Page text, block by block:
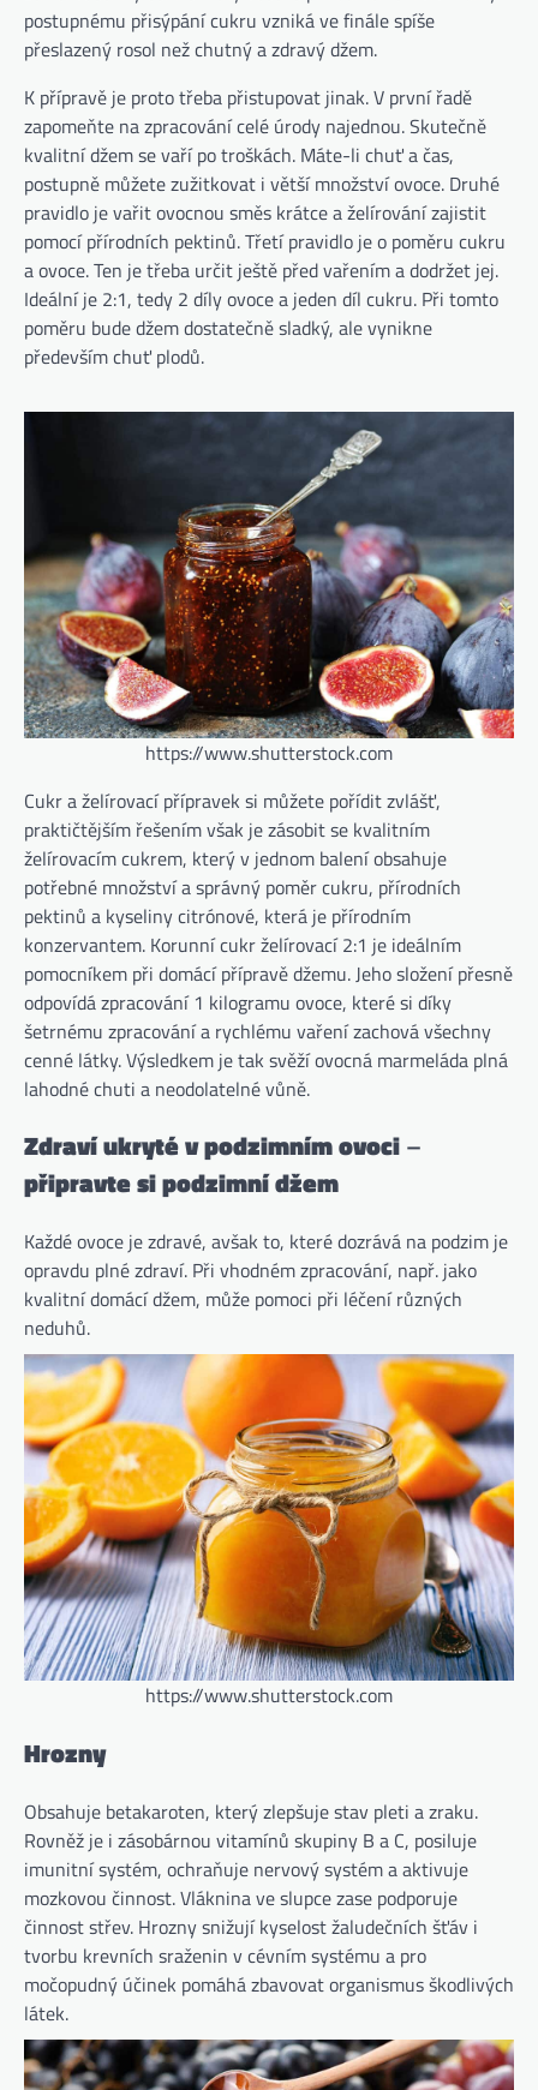
postupnému přisýpání cukru vzniká ve finále spíše
přeslazený rosol než chutný a zdravý džem.
K přípravě je proto třeba přistupovat jinak. V první řadě
zapomeňte na zpracování celé úrody najednou. Skutečně
kvalitní džem se vaří po troškách. Máte-li chuť a čas,
postupně můžete zužitkovat i větší množství ovoce. Druhé
pravidlo je vařit ovocnou směs krátce a želírování zajistit
pomocí přírodních pektinů. Třetí pravidlo je o poměru cukru
a ovoce. Ten je třeba určit ještě před vařením a dodržet jej.
Ideální je 2:1, tedy 2 díly ovoce a jeden díl cukru. Při tomto
poměru bude džem dostatečně sladký, ale vynikne
především chuť plodů.
https://www.shutterstock.com
Cukr a želírovací přípravek si můžete pořídit zvlášť,
praktičtějším řešením však je zásobit se kvalitním
želírovacím cukrem, který v jednom balení obsahuje
potřebné množství a správný poměr cukru, přírodních
pektinů a kyseliny citrónové, která je přírodním
konzervantem. Korunní cukr želírovací 2:1 je ideálním
pomocníkem při domácí přípravě džemu. Jeho složení přesně
odpovídá zpracování 1 kilogramu ovoce, které si díky
šetrnému zpracování a rychlému vaření zachová všechny
cenné látky. Výsledkem je tak svěží ovocná marmeláda plná
lahodné chuti a neodolatelné vůně.
Zdraví ukryté v podzimním ovoci–
připravte si podzimní džem
Každé ovoce je zdravé, avšak to, které dozrává na podzim je
opravdu plné zdraví. Při vhodném zpracování, např. jako
kvalitní domácí džem, může pomoci při léčení různých
neduhů.
https://www.shutterstock.com
Hrozny
Obsahuje betakaroten, který zlepšuje stav pleti a zraku.
Rovněž je i zásobárnou vitamínů skupiny B a C, posiluje
imunitní systém, ochraňuje nervový systém a aktivuje
mozkovou činnost. Vláknina ve slupce zase podporuje
činnost střev. Hrozny snižují kyselost žaludečních šťáv i
tvorbu krevních sraženin v cévním systému a pro
močopudný účinek pomáhá zbavovat organismus škodlivých
látek.